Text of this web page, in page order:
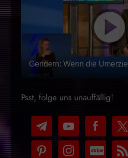
Psst, folge uns unauffällig!
telegram
youtube-
play
facebook
pinterest instagramcc-
rss